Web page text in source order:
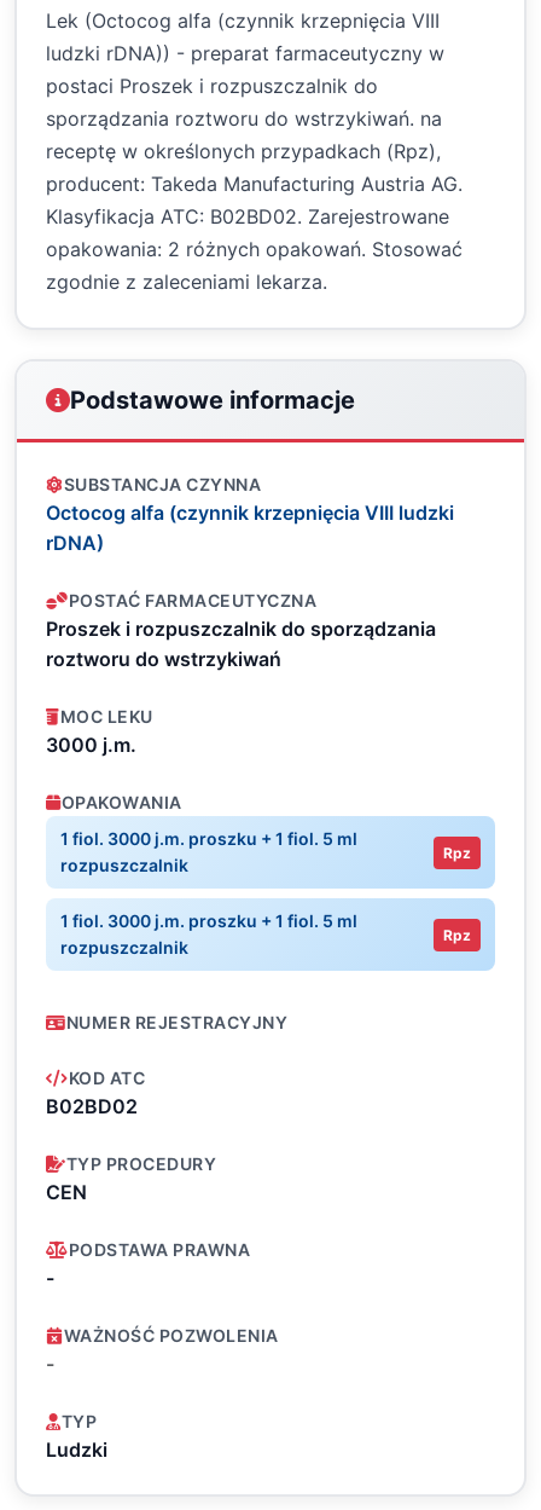
Lek (Octocog alfa (czynnik krzepnięcia VIII
ludzki rDNA)) - preparat farmaceutyczny w
postaci Proszek i rozpuszczalnik do
sporządzania roztworu do wstrzykiwań. na
receptę w określonych przypadkach (Rpz),
producent: Takeda Manufacturing Austria AG.
Klasyfikacja ATC: B02BD02. Zarejestrowane
opakowania: 2 różnych opakowań. Stosować
zgodnie z zaleceniami lekarza.
Podstawowe informacje
SUBSTANCJA CZYNNA
Octocog alfa (czynnik krzepnięcia VIII ludzki
rDNA)
POSTAĆ FARMACEUTYCZNA
Proszek i rozpuszczalnik do sporządzania
roztworu do wstrzykiwań
MOC LEKU
3000 j.m.
OPAKOWANIA
1 fiol. 3000 j.m. proszku + 1 fiol. 5 ml
rozpuszczalnik
Rpz
1 fiol. 3000 j.m. proszku + 1 fiol. 5 ml
rozpuszczalnik
Rpz
NUMER REJESTRACYJNY
KOD ATC
B02BD02
TYP PROCEDURY
CEN
PODSTAWA PRAWNA
-
WAŻNOŚĆ POZWOLENIA
-
TYP
Ludzki